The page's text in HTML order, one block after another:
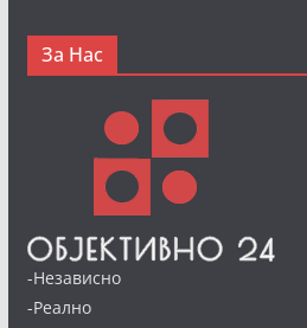
За Нас
-Независно
-Реално